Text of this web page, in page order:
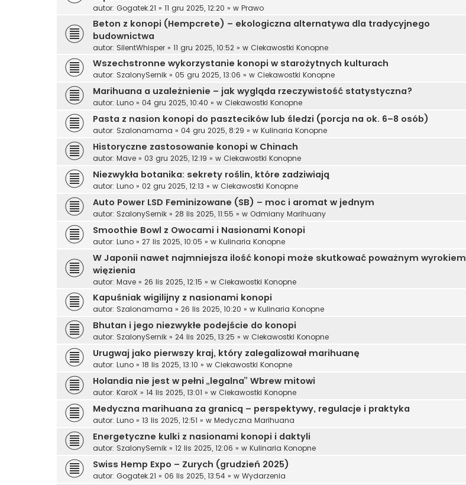
autor: Gogatek.21 » 11 gru 2025, 12:20 » w Prawo
Beton z konopi (Hempcrete) – ekologiczna alternatywa dla tradycyjnego
budownictwa
autor: SilentWhisper » 11 gru 2025, 10:52 » w Ciekawostki Konopne
Wszechstronne wykorzystanie konopi w starożytnych kulturach
autor: SzalonySernik » 05 gru 2025, 13:06 » w Ciekawostki Konopne
Marihuana a uzależnienie – jak wygląda rzeczywistość statystyczna?
autor: Luno » 04 gru 2025, 10:40 » w Ciekawostki Konopne
Pasta z nasion konopi do pasztecików lub śledzi (porcja na ok. 6–8 osób)
autor: Szalonamama » 04 gru 2025, 8:29 » w Kulinaria Konopne
Historyczne zastosowanie konopi w Chinach
autor: Mave » 03 gru 2025, 12:19 » w Ciekawostki Konopne
Niezwykła botanika: sekrety roślin, które zadziwiają
autor: Luno » 02 gru 2025, 12:13 » w Ciekawostki Konopne
Auto Power LSD Feminizowane (SB) – moc i aromat w jednym
autor: SzalonySernik » 28 lis 2025, 11:55 » w Odmiany Marihuany
Smoothie Bowl z Owocami i Nasionami Konopi
autor: Luno » 27 lis 2025, 10:05 » w Kulinaria Konopne
W Japonii nawet najmniejsza ilość konopi może skutkować poważnym wyrokiem
więzienia
autor: Mave » 26 lis 2025, 12:15 » w Ciekawostki Konopne
Kapuśniak wigilijny z nasionami konopi
autor: Szalonamama » 26 lis 2025, 10:20 » w Kulinaria Konopne
Bhutan i jego niezwykłe podejście do konopi
autor: SzalonySernik » 24 lis 2025, 13:25 » w Ciekawostki Konopne
Urugwaj jako pierwszy kraj, który zalegalizował marihuanę
autor: Luno » 18 lis 2025, 13:10 » w Ciekawostki Konopne
Holandia nie jest w pełni „legalna” Wbrew mitowi
autor: KaroX » 14 lis 2025, 13:01 » w Ciekawostki Konopne
Medyczna marihuana za granicą – perspektywy, regulacje i praktyka
autor: Luno » 13 lis 2025, 12:51 » w Medyczna Marihuana
Energetyczne kulki z nasionami konopi i daktyli
autor: SzalonySernik » 12 lis 2025, 12:06 » w Kulinaria Konopne
Swiss Hemp Expo – Zurych (grudzień 2025)
autor: Gogatek.21 » 06 lis 2025, 13:54 » w Wydarzenia